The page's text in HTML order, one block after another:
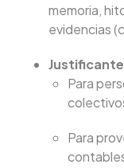
memoria,
evidencias
Para
Para